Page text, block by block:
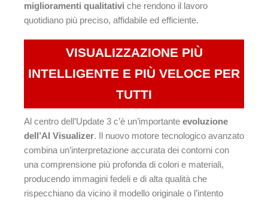
miglioramenti qualitativi che rendono il lavoro
quotidiano più preciso, affidabile ed efficiente.
VISUALIZZAZIONE PIÙ
INTELLIGENTE E PIÙ VELOCE PER
TUTTI
Al centro dell’Update 3 c’è un’importante evoluzione
dell’AI Visualizer. Il nuovo motore tecnologico avanzato
combina un’interpretazione accurata dei contorni con
una comprensione più profonda di colori e materiali,
producendo immagini fedeli e di alta qualità che
rispecchiano da vicino il modello originale o l’intento